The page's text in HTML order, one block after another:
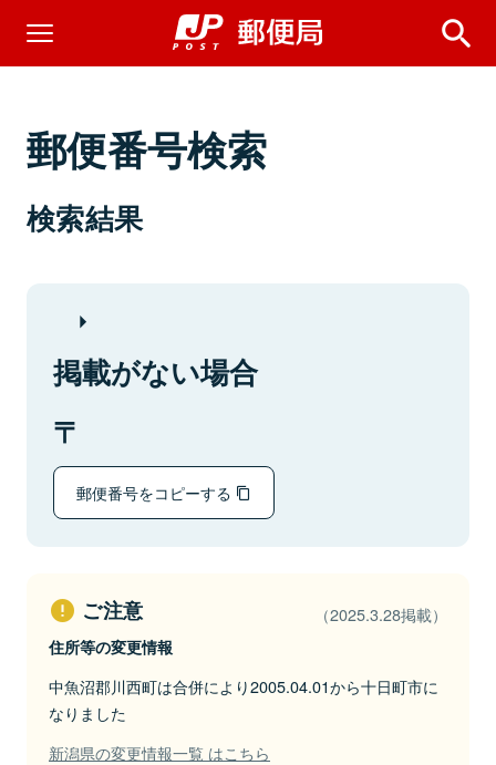
郵便番号検索
検索結果
掲載がない場合
郵便番号をコピーする
ご注意 （2025.3.28掲載）
住所等の変更情報
中魚沼郡川西町は合併により2005.04.01から十日町市に
なりました
新潟県の変更情報一覧 はこちら